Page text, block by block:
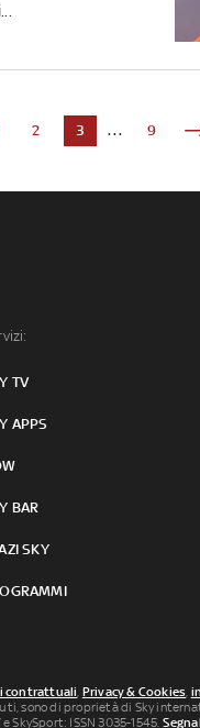
2 3 ... 9
TV
APPS
BAR
SKY
contrattuali, Privacy & Cookies,
di proprietà di Sky
SkySport: ISSN 3035-1545.